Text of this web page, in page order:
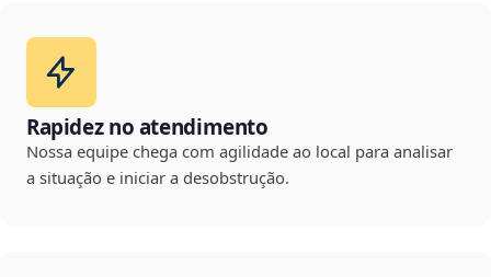
Rapidez no atendimento
Nossa equipe chega com agilidade ao local para analisar
a situação e iniciar a desobstrução.